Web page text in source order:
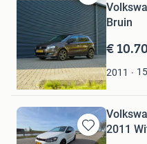
Bewaren
in
Mijn
Favorieten
Bruin
€
2011
Wesley.V
Beilen
Bewaren
2011